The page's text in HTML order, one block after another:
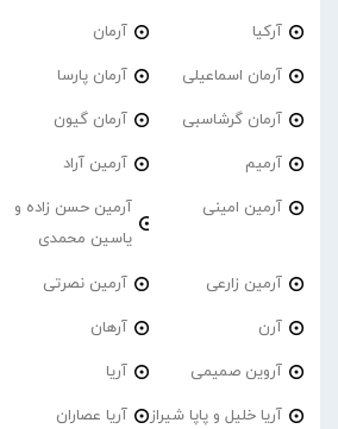
آرکیا آرمان
آرمان اسماعیلی آرمان پارسا
آرمان گرشاسبی آرمان گیون
آرمیم آرمین آراد
آرمین امینی
آرمین حسن زاده و
یاسین محمدی
آرمین زارعی آرمین نصرتی
آرن آرهان
آروین صمیمی آریا
آریا خلیل و پاپا شیراز آریا عصاران